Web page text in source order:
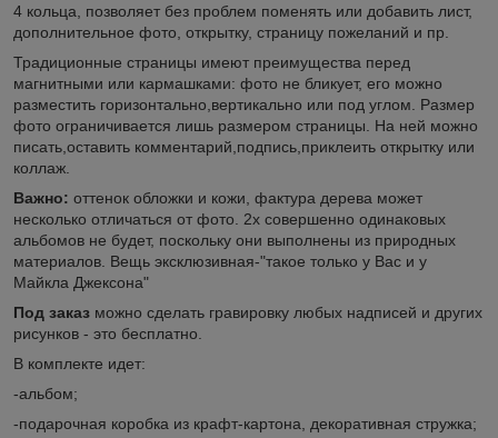
4 кольца, позволяет без проблем поменять или добавить лист,
дополнительное фото, открытку, страницу пожеланий и пр.
Традиционные страницы имеют преимущества перед
магнитными или кармашками: фото не бликует, его можно
разместить горизонтально,вертикально или под углом. Размер
фото ограничивается лишь размером страницы. На ней можно
писать,оставить комментарий,подпись,приклеить открытку или
коллаж.
Важно: оттенок обложки и кожи, фактура дерева может
несколько отличаться от фото. 2х совершенно одинаковых
альбомов не будет, поскольку они выполнены из природных
материалов. Вещь эксклюзивная-"такое только у Вас и у
Майкла Джексона"
Под заказ можно сделать гравировку любых надписей и других
рисунков - это бесплатно.
В комплекте идет:
-альбом;
-подарочная коробка из крафт-картона, декоративная стружка;